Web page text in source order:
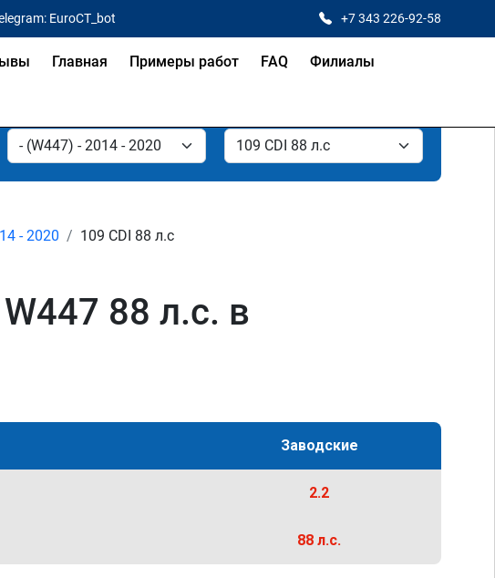
EuroCT_bot +7 343 226-92-58
Главная Примеры работ FAQ Филиалы
- 2020 109 CDI 88 л.с
88 л.с. в
Заводские
2.2
88 л.с.